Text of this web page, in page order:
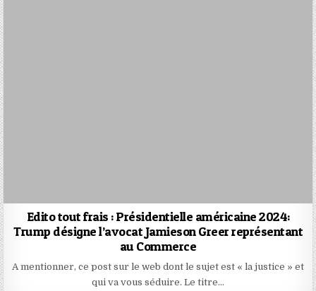
Edito tout frais : Présidentielle américaine 2024:
Trump désigne l’avocat Jamieson Greer représentant
au Commerce
A mentionner, ce post sur le web dont le sujet est « la justice » et
qui va vous séduire. Le titre…